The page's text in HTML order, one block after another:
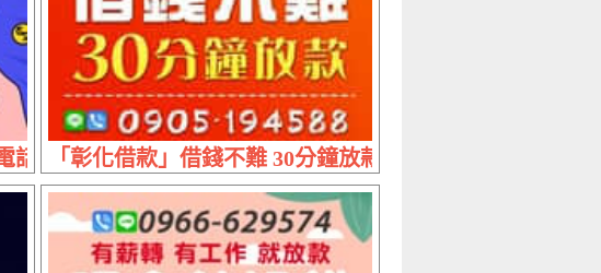
話現金急速送達 | 1~30萬內 手續簡便彈性還款
「彰化借款」借錢不難 30分鐘放款 | 代清借款 息低保密